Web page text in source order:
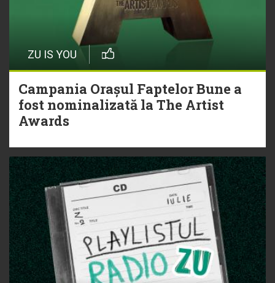
ZU IS YOU
Campania Orașul Faptelor Bune a
fost nominalizată la The Artist
Awards